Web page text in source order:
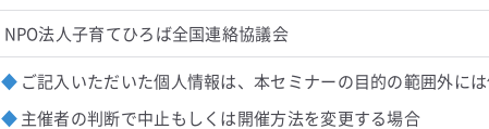
NPO法人子育てひろば全国連絡協議会
◆ ご記入いただいた個人情報は、本セミナーの目的の範囲外には
◆主催者の判断で中止もしくは開催方法を変更する場合